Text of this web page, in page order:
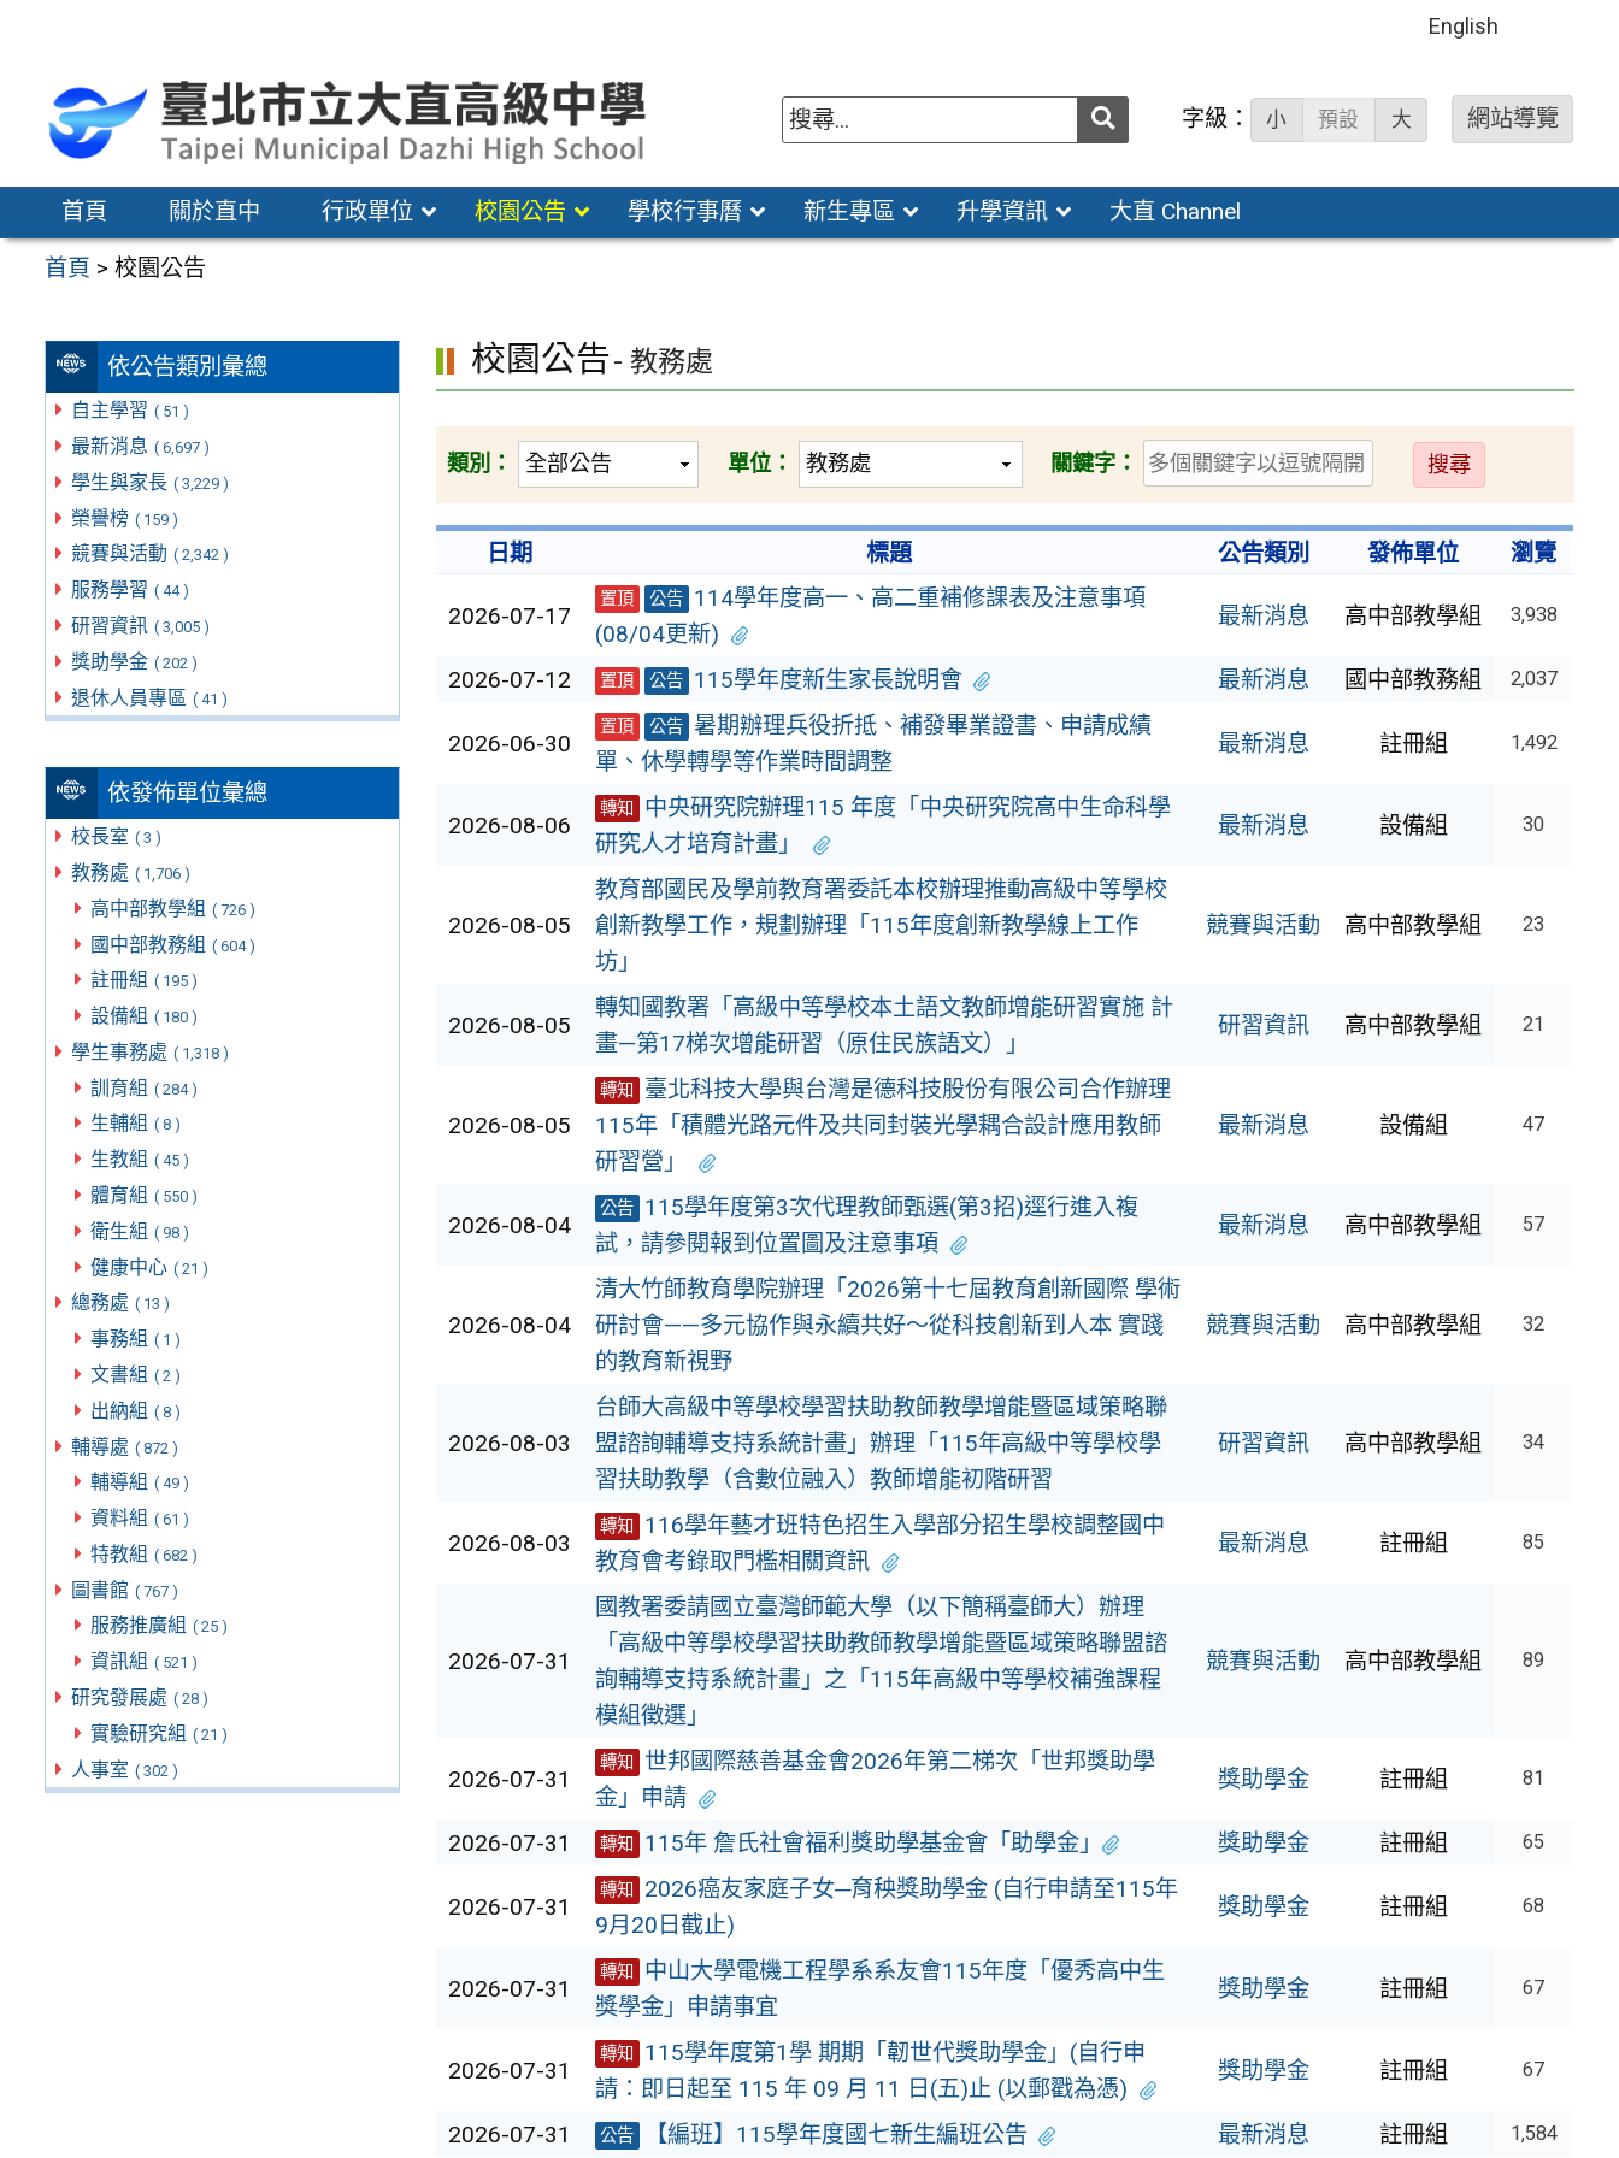
區
English
送出 字級： 小 預設 大 網站導覽
首頁 關於直中 行政單位 校園公告 學校行事曆 新生專區 升學資訊 大直 Channel
首頁 >校園公告
依公告類別彙總
自主學習 ( 51 )
最新消息 ( 6,697 )
學生與家長 ( 3,229 )
榮譽榜 ( 159 )
競賽與活動 ( 2,342 )
服務學習 ( 44 )
研習資訊 ( 3,005 )
獎助學金 ( 202 )
退休人員專區 ( 41 )
依發佈單位彙總
校長室 ( 3 )
教務處 ( 1,706 )
高中部教學組 ( 726 )
國中部教務組 ( 604 )
註冊組 ( 195 )
設備組 ( 180 )
學生事務處 ( 1,318 )
訓育組 ( 284 )
生輔組 ( 8 )
生教組 ( 45 )
體育組 ( 550 )
衛生組 ( 98 )
健康中心 ( 21 )
總務處 ( 13 )
事務組 ( 1 )
文書組 ( 2 )
出納組 ( 8 )
輔導處 ( 872 )
輔導組 ( 49 )
資料組 ( 61 )
特教組 ( 682 )
圖書館 ( 767 )
服務推廣組 ( 25 )
資訊組 ( 521 )
研究發展處 ( 28 )
實驗研究組 ( 21 )
人事室 ( 302 )
校園公告- 教務處
類別： 單位： 關鍵字：
送
出
日期 標題 公告類別 發佈單位 瀏覽
2026-07-17
置頂 公告 114學年度高一、高二重補修課表及注意事項
(08/04更新)
最新消息 高中部教學組 3,938
2026-07-12 置頂 公告 115學年度新生家長說明會 最新消息 國中部教務組 2,037
2026-06-30
置頂 公告 暑期辦理兵役折抵、補發畢業證書、申請成績
單、休學轉學等作業時間調整
最新消息 註冊組 1,492
2026-08-06
轉知
中央研究院辦理115 年度「中央研究院高中生命科學
研究人才培育計畫」
最新消息 設備組 30
2026-08-05
教育部國民及學前教育署委託本校辦理推動高級中等學校
創新教學工作，規劃辦理「115年度創新教學線上工作
坊」
競賽與活動 高中部教學組 23
2026-08-05
轉知國教署「高級中等學校本土語文教師增能研習實施 計
畫—第17梯次增能研習（原住民族語文）」
研習資訊 高中部教學組 21
2026-08-05
轉知
臺北科技大學與台灣是德科技股份有限公司合作辦理
115年「積體光路元件及共同封裝光學耦合設計應用教師
研習營」
最新消息 設備組 47
2026-08-04
公告 115學年度第3次代理教師甄選(第3招)逕行進入複
試，請參閱報到位置圖及注意事項
最新消息 高中部教學組 57
2026-08-04
清大竹師教育學院辦理「2026第十七屆教育創新國際 學術
研討會——多元協作與永續共好～從科技創新到人本 實踐
的教育新視野
競賽與活動 高中部教學組 32
2026-08-03
台師大高級中等學校學習扶助教師教學增能暨區域策略聯
盟諮詢輔導支持系統計畫」辦理「115年高級中等學校學
習扶助教學（含數位融入）教師增能初階研習
研習資訊 高中部教學組 34
2026-08-03
轉知
116學年藝才班特色招生入學部分招生學校調整國中
教育會考錄取門檻相關資訊
最新消息 註冊組 85
2026-07-31
國教署委請國立臺灣師範大學（以下簡稱臺師大）辦理
「高級中等學校學習扶助教師教學增能暨區域策略聯盟諮
詢輔導支持系統計畫」之「115年高級中等學校補強課程
模組徵選」
競賽與活動 高中部教學組 89
2026-07-31
轉知
世邦國際慈善基金會2026年第二梯次「世邦獎助學
金」申請
獎助學金 註冊組 81
2026-07-31 轉知 115年 詹氏社會福利獎助學基金會「助學金｣ 獎助學金 註冊組 65
2026-07-31
轉知
2026癌友家庭子女─育秧獎助學金 (自行申請至115年
9月20日截止)
獎助學金 註冊組 68
2026-07-31
轉知
中山大學電機工程學系系友會115年度「優秀高中生
獎學金」申請事宜
獎助學金 註冊組 67
2026-07-31
轉知
115學年度第1學 期期「韌世代獎助學金」(自行申
請：即日起至 115 年 09 月 11 日(五)止 (以郵戳為憑)
獎助學金 註冊組 67
2026-07-31 公告 【編班】115學年度國七新生編班公告 最新消息 註冊組 1,584